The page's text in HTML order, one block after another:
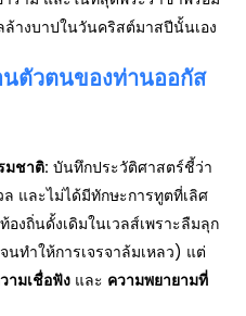
างบาปในวันคริสต์มาสปีนั้นเอง
ตัวตนของท่านออกัส
มชาติ: บันทึกประวัติศาสตร์ชี้ว่า
และไม่ได้มีทักษะการทูตที่เลิศ
งถิ่นดั้งเดิมในเวลส์เพราะลืมลุก
ทำให้การเจรจาล้มเหลว) แต่
ามเชื่อฟัง และ ความพยายามที่